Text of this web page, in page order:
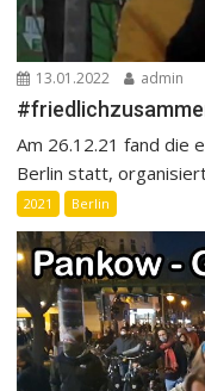
13.01.2022 admin
Am 26.12.21 fand die
Berlin statt,
2021 Berlin